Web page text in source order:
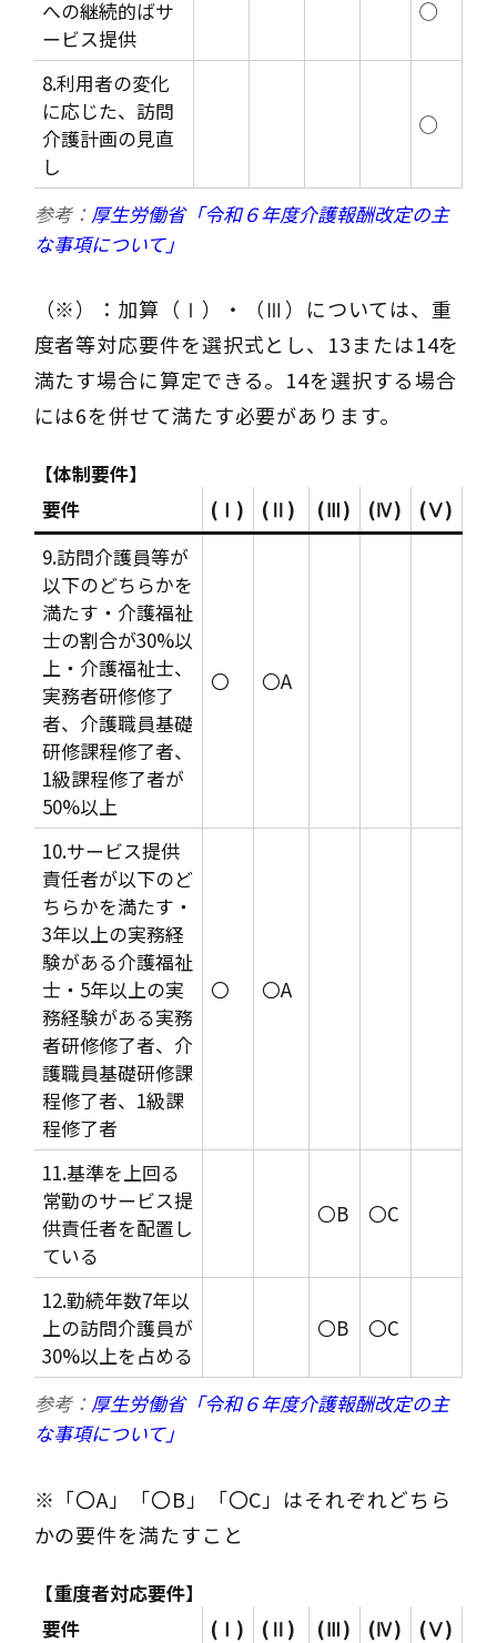
への継続的ばサ
ービス提供
◯
8.利用者の変化
に応じた、訪問
介護計画の見直
し
◯
参考： 厚生労働省「令和６年度介護報酬改定の主
な事項について」
（※）：加算（Ⅰ）・（Ⅲ）については、重
度者等対応要件を選択式とし、13または14を
満たす場合に算定できる。14を選択する場合
には6を併せて満たす必要があります。
【体制要件】
要件
(Ⅰ) (Ⅱ) (Ⅲ) (Ⅳ)
(Ⅴ)
9.訪問介護員等が
以下のどちらかを
満たす・介護福祉
士の割合が30%以
上・介護福祉士、
実務者研修修了
者、介護職員基礎
研修課程修了者、
1級課程修了者が
50%以上
〇 〇A
10.サービス提供
責任者が以下のど
ちらかを満たす・
3年以上の実務経
験がある介護福祉
士・5年以上の実
務経験がある実務
者研修修了者、介
護職員基礎研修課
程修了者、1級課
程修了者
〇 〇A
11.基準を上回る
常勤のサービス提
供責任者を配置し
ている
〇B 〇C
12.勤続年数7年以
上の訪問介護員が
30%以上を占める
〇B 〇C
参考： 厚生労働省「令和６年度介護報酬改定の主
な事項について」
※「〇A」「〇B」「〇C」はそれぞれどちら
かの要件を満たすこと
【重度者対応要件】
要件
(Ⅰ) (Ⅱ) (Ⅲ) (Ⅳ)
(Ⅴ)